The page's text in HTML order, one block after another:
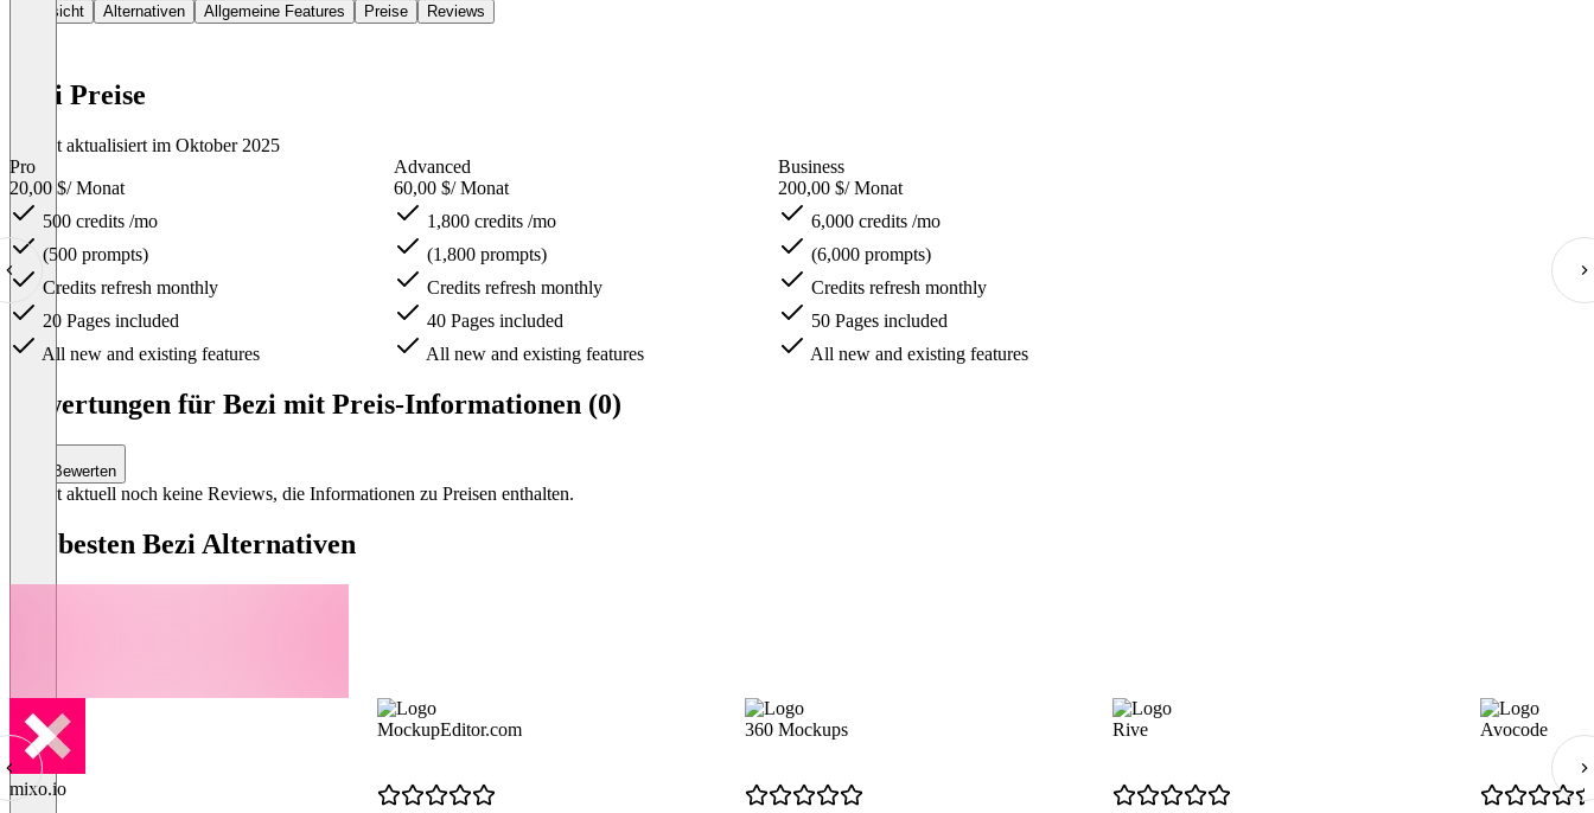
Übersicht Alternativen Allgemeine Features Preise Reviews
Bezi Preise
Zuletzt aktualisiert im Oktober 2025
Pro
20,00 $/ Monat
500 credits /mo
(500 prompts)
Credits refresh monthly
20 Pages included
All new and existing features
Advanced
60,00 $/ Monat
1,800 credits /mo
(1,800 prompts)
Credits refresh monthly
40 Pages included
All new and existing features
Business
200,00 $/ Monat
6,000 credits /mo
(6,000 prompts)
Credits refresh monthly
50 Pages included
All new and existing features
Bewertungen für Bezi mit Preis-Informationen (0)
Bewerten
Es gibt aktuell noch keine Reviews, die Informationen zu Preisen enthalten.
Die besten Bezi Alternativen
mixo.io
MockupEditor.com 360 Mockups Rive Avocode